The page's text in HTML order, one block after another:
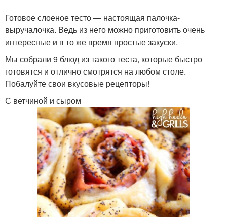
Готовое слоеное тесто — настоящая палочка-
выручалочка. Ведь из него можно приготовить очень
интересные и в то же время простые закуски.
Мы собрали 9 блюд из такого теста, которые быстро
готовятся и отлично смотрятся на любом столе.
Побалуйте свои вкусовые рецепторы!
С ветчиной и сыром